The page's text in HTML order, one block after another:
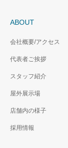
ABOUT
会社概要/アクセス
代表者ご挨拶
スタッフ紹介
屋外展示場
店舗内の様子
採用情報